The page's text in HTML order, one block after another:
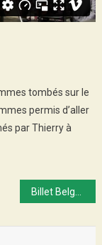
tombés sur le
permis d’aller
par Thierry à